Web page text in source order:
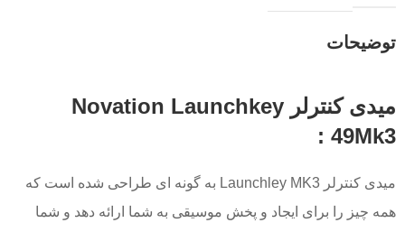
توضیحات
میدی کنترلر Novation Launchkey
49Mk3 :
میدی کنترلر Launchley MK3 به گونه ای طراحی شده است که
همه چیز را برای ایجاد و پخش موسیقی به شما ارائه دهد و شما